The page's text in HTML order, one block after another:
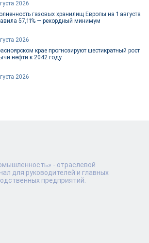
2026
газовых хранилищ Европы на 1 августа
57,11% — рекордный минимум
2026
крае прогнозируют шестикратный рост
нефти к 2042 году
2026
- отраслевой
для руководителей и главных
предприятий.